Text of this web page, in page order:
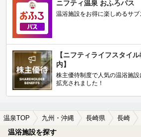
ニフティ温泉 おふろパス
温浴施設をお得に楽しめるサ
【ニフティライフスタイ
内】
株主優待制度で人気の温浴施
拡充されました！
温泉TOP 九州・沖縄 長崎県 長崎
温浴施設を探す